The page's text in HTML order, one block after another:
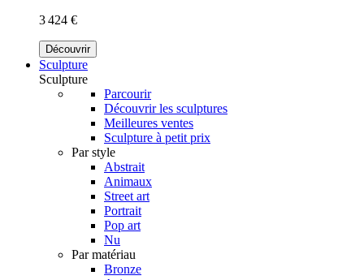
3 424 €
Découvrir
Sculpture
Sculpture
Parcourir
Découvrir les sculptures
Meilleures ventes
Sculpture à petit prix
Par style
Abstrait
Animaux
Street art
Portrait
Pop art
Nu
Par matériau
Bronze